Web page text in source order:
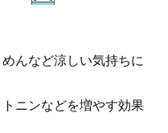
んなど涼しい気持ちに
ニンなどを増やす効果